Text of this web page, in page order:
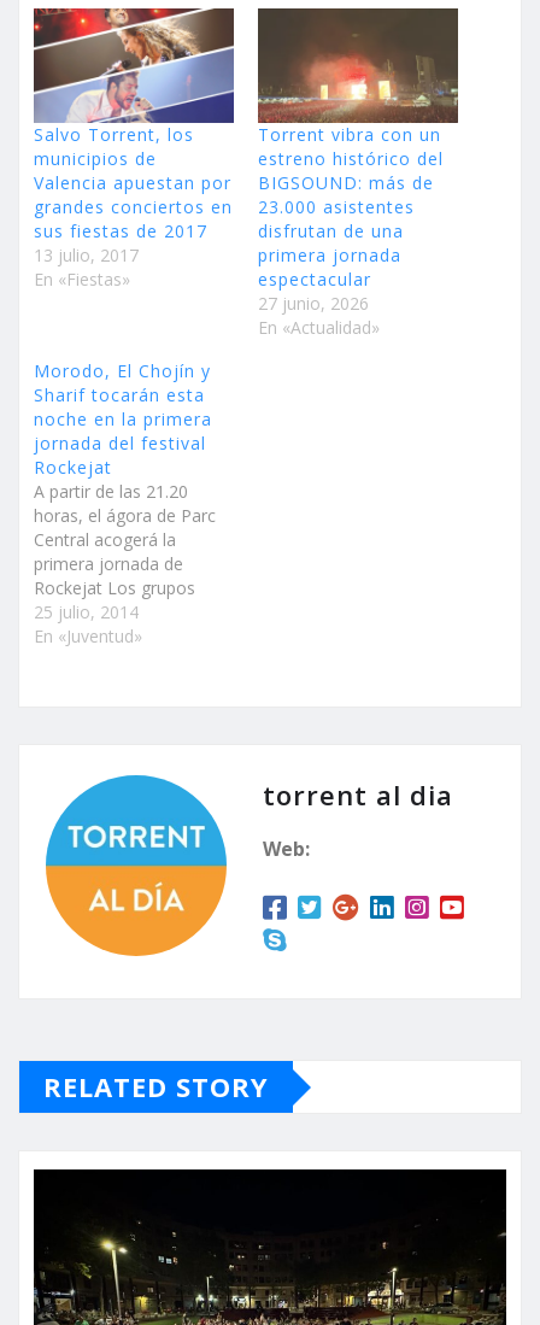
Salvo Torrent, los
municipios de
Valencia apuestan por
grandes conciertos en
sus fiestas de 2017
13 julio, 2017
En «Fiestas»
Torrent vibra con un
estreno histórico del
BIGSOUND: más de
23.000 asistentes
disfrutan de una
primera jornada
espectacular
27 junio, 2026
En «Actualidad»
Morodo, El Chojín y
Sharif tocarán esta
noche en la primera
jornada del festival
Rockejat
A partir de las 21.20
horas, el ágora de Parc
Central acogerá la
primera jornada de
Rockejat Los grupos
locales Funkiwi’s, Eleness
y LFK2 deleitarán al
actuación de los grupos…
25 julio, 2014
En «Juventud»
torrent al dia
Web:
RELATED STORY